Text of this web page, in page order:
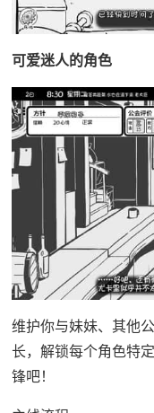
可爱迷人的角色
维护你与妹妹、其他
长，解锁每个角色特
锋吧！